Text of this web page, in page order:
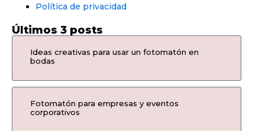
Política de privacidad
Últimos 3 posts
Ideas creativas para usar un fotomatón en
bodas
Fotomatón para empresas y eventos
corporativos